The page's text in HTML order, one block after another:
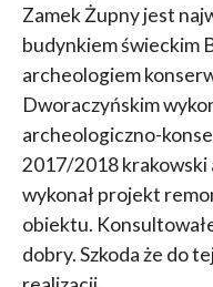
Zamek Żupny jest
budynkiem świeckim
archeologiem
Dworaczyńskim
archeologiczno-
2017/2018
wykonał projekt
obiektu.
dobry. Szkoda że do